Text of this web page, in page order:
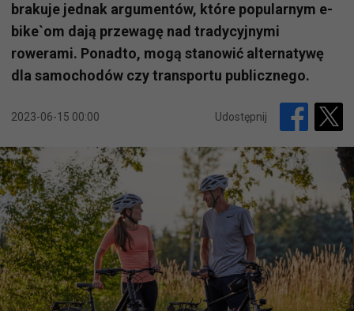
brakuje jednak argumentów, które popularnym e-
bike`om dają przewagę nad tradycyjnymi
rowerami. Ponadto, mogą stanowić alternatywę
dla samochodów czy transportu publicznego.
2023-06-15 00:00 Udostępnij